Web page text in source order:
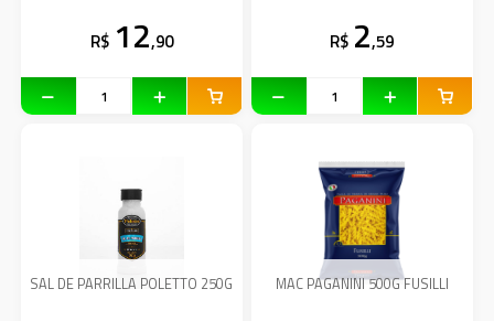
R$ 12,90 R$ 2,59
SAL DE PARRILLA POLETTO 250G MAC PAGANINI 500G FUSILLI